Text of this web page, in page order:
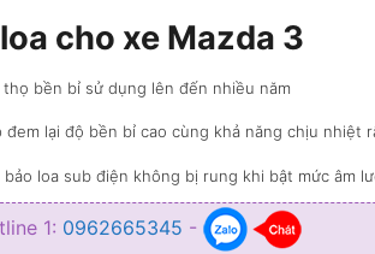
cho xe Mazda 3
bền bỉ sử dụng lên đến nhiều năm
đem lại độ bền bỉ cao cùng khả năng chịu nhiệt
loa sub điện không bị rung khi bật mức âm
không ảnh hưởng đến không gian của xe
1: 0962665345 -